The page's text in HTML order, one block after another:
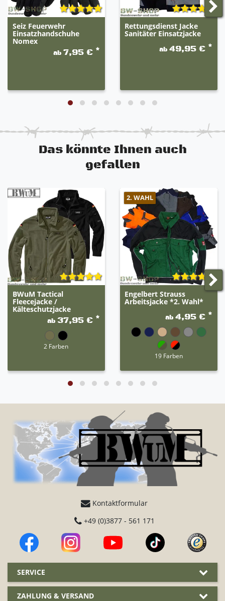
Seiz Feuerwehr
Einsatzhandschuhe
Nomex
ab7,95 € *
Rettungsdienst Jacke
Sanitäter Einsatzjacke
ab 49,95 € *
Das könnte Ihnen auch
gefallen
BWuM Tactical
Fleecejacke /
Kälteschutzjacke
ab37,95 € *
2 Farben
2. WAHL
Engelbert Strauss
Arbeitsjacke *2. Wahl*
ab 4,95 € *
19 Farben
Kontaktformular
+49 (0)3877 - 561 171
SERVICE
ZAHLUNG & VERSAND